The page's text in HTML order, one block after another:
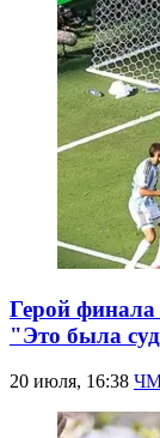
Герой
"Это была
20 июля, 16:38 ЧМ